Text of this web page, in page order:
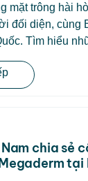
mặt trông hài
đối diện, cùng
Tìm hiểu
chia sẻ
tại